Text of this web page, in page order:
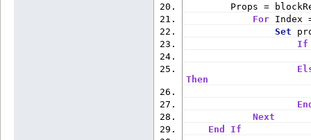
Props =
For Index
Set
If
Then
Next
End
If